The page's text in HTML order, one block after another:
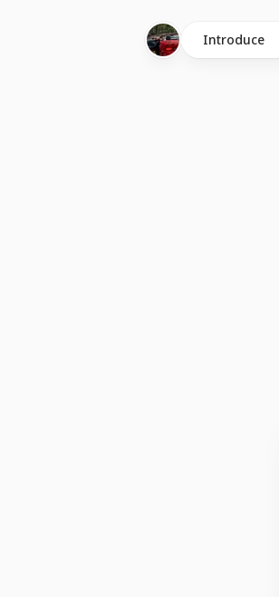
Introduce